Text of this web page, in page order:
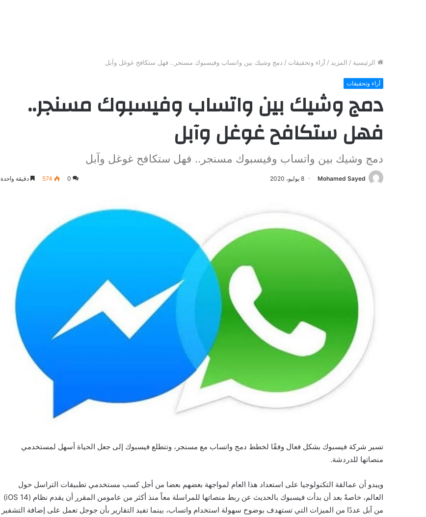
الرئيسية / المزيد / أراء وتحقيقات / دمج وشيك بين واتساب وفيسبوك مسنجر.. فهل ستكافح غوغل وآبل
أراء وتحقيقات
دمج وشيك بين واتساب وفيسبوك مسنجر..
فهل ستكافح غوغل وآبل
دمج وشيك بين واتساب وفيسبوك مسنجر.. فهل ستكافح غوغل وآبل
Mohamed Sayed 8 يوليو، 2020 0
574 دقيقة واحدة
تسير شركة فيسبوك بشكل فعال وفقًا لخطط دمج واتساب مع مسنجر، وتتطلع فيسبوك إلى جعل الحياة أسهل لمستخدمي
منصاتها للدردشة.
ويبدو أن عمالقة التكنولوجيا على استعداد هذا العام لمواجهة بعضهم بعضا من أجل كسب مستخدمي تطبيقات التراسل حول
العالم، خاصةً بعد أن بدأت فيسبوك بالحديث عن ربط منصاتها للمراسلة معاً منذ أكثر من عامومن المقرر أن يقدم نظام (iOS 14)
من آبل عددًا من الميزات التي تستهدف بوضوح سهولة استخدام واتساب، بينما تفيد التقارير بأن جوجل تعمل على إضافة التشفير